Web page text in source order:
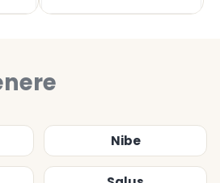
Nibe